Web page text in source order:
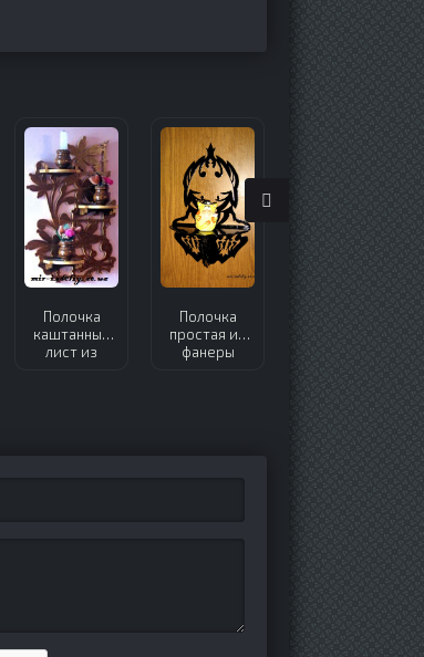
Полочка
каштанный
лист из
Полочка
простая из
фанеры
Герб Украины
из фанеры